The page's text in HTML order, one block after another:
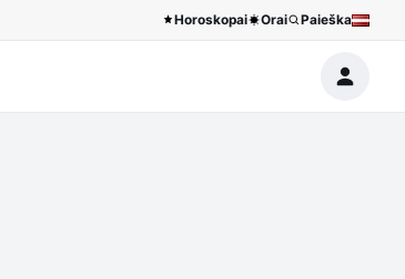
Horoskopai Orai Paieška